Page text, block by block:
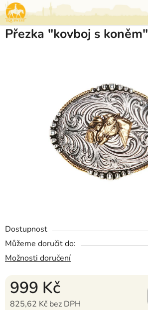
Přejít
na
obsah
Dostupnost
Můžeme doručit do:
Možnosti doručení
999 Kč
825,62 Kč bez DPH
Přezka "kovboj s koněm"